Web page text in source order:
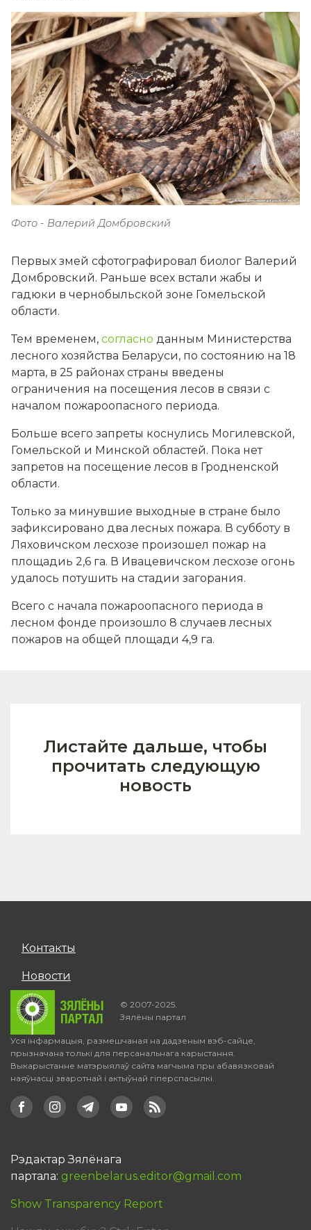
Фото - Валерий Домбровский
Первых змей сфотографировал биолог Валерий
Домбровский. Раньше всех встали жабы и
гадюки в чернобыльской зоне Гомельской
области.
Тем временем, согласно данным Министерства
лесного хозяйства Беларуси, по состоянию на 18
марта, в 25 районах страны введены
ограничения на посещения лесов в связи с
началом пожароопасного периода.
Больше всего запреты коснулись Могилевской,
Гомельской и Минской областей. Пока нет
запретов на посещение лесов в Гродненской
области.
Только за минувшие выходные в стране было
зафиксировано два лесных пожара. В субботу в
Ляховичском лесхозе произошел пожар на
площадиь 2,6 га. В Ивацевичском лесхозе огонь
удалось потушить на стадии загорания.
Всего с начала пожароопасного периода в
лесном фонде произошло 8 случаев лесных
пожаров на общей площади 4,9 га.
Листайте дальше, чтобы
прочитать следующую
новость
Контакты
Новости
© 2007-2025.
Зялёны партал
Уся інфармацыя, размешчаная на дадзеным вэб-сайце,
прызначана толькі для персанальнага карыстання.
Выкарыстанне матэрыялаў сайта магчыма пры абавязковай
наяўнасці зваротнай і актыўнай гіперспасылкі.
Рэдактар Зялёнага
партала: greenbelarus.editor@gmail.com
Show Transparency Report